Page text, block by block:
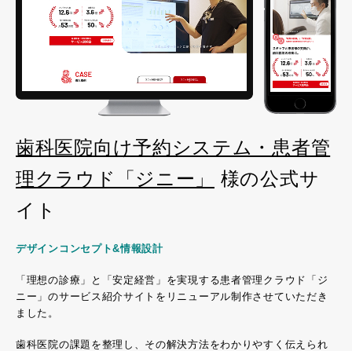
歯科医院向け予約システム・患者管
理クラウド「ジニー」
様の公式サ
イト
デザインコンセプト&情報設計
「理想の診療」と「安定経営」を実現する患者管理クラウド「ジ
ニー」のサービス紹介サイトをリニューアル制作させていただき
ました。
歯科医院の課題を整理し、その解決方法をわかりやすく伝えられ